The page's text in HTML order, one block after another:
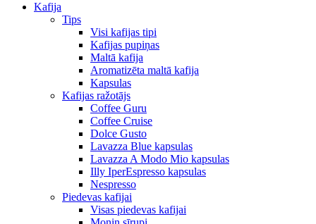
Kafija
Tips
Visi kafijas tipi
Kafijas pupiņas
Maltā kafija
Aromatizēta maltā kafija
Kapsulas
Kafijas ražotājs
Coffee Guru
Coffee Cruise
Dolce Gusto
Lavazza Blue kapsulas
Lavazza A Modo Mio kapsulas
Illy IperEspresso kapsulas
Nespresso
Piedevas kafijai
Visas piedevas kafijai